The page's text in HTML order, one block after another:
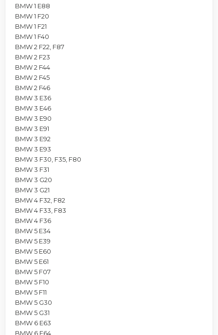
BMW 1 E88
BMW 1 F20
BMW 1 F21
BMW 1 F40
BMW 2 F22, F87
BMW 2 F23
BMW 2 F44
BMW 2 F45
BMW 2 F46
BMW 3 E36
BMW 3 E46
BMW 3 E90
BMW 3 E91
BMW 3 E92
BMW 3 E93
BMW 3 F30, F35, F80
BMW 3 F31
BMW 3 G20
BMW 3 G21
BMW 4 F32, F82
BMW 4 F33, F83
BMW 4 F36
BMW 5 E34
BMW 5 E39
BMW 5 E60
BMW 5 E61
BMW 5 F07
BMW 5 F10
BMW 5 F11
BMW 5 G30
BMW 5 G31
BMW 6 E63
BMW 6 E64